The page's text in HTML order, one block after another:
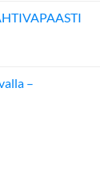
–